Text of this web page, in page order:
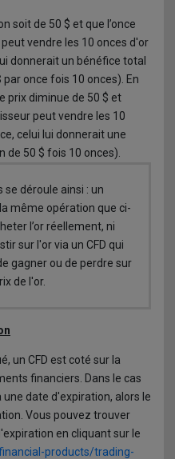
soit de 50 $ et que l’once
vendre les 10 onces d'or
donnerait un bénéfice total
once fois 10 onces). En
prix diminue de 50 $ et
peut vendre les 10
celui lui donnerait une
50 $ fois 10 onces).
se déroule ainsi : un
même opération que ci-
l’or réellement, ni
sur l'or via un CFD qui
gagner ou de perdre sur
de l'or.
un CFD est coté sur la
financiers. Dans le cas
date d'expiration, alors le
Vous pouvez trouver
en cliquant sur le
products/trading-